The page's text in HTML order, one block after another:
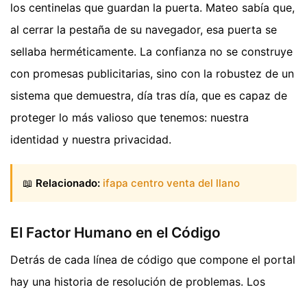
los centinelas que guardan la puerta. Mateo sabía que,
al cerrar la pestaña de su navegador, esa puerta se
sellaba herméticamente. La confianza no se construye
con promesas publicitarias, sino con la robustez de un
sistema que demuestra, día tras día, que es capaz de
proteger lo más valioso que tenemos: nuestra
identidad y nuestra privacidad.
📖 Relacionado: ifapa centro venta del llano
El Factor Humano en el Código
Detrás de cada línea de código que compone el portal
hay una historia de resolución de problemas. Los